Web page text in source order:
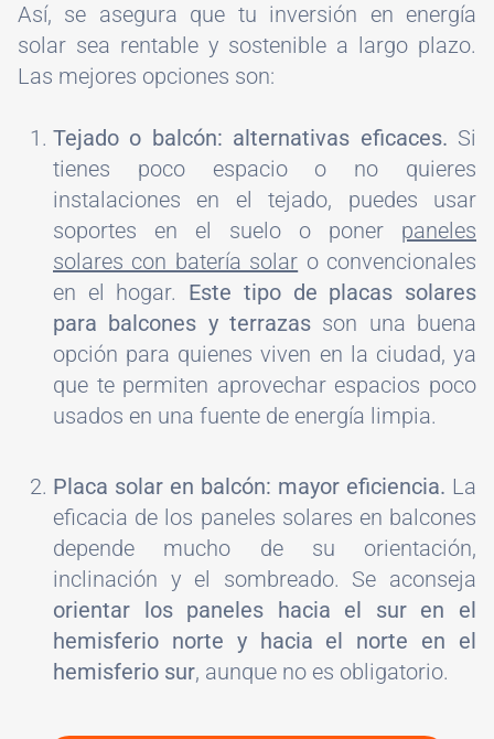
Así, se asegura que tu inversión en energía
solar sea rentable y sostenible a largo plazo.
Las mejores opciones son:
Tejado o balcón: alternativas eficaces. Si
tienes poco espacio o no quieres
instalaciones en el tejado, puedes usar
soportes en el suelo o poner paneles
solares con batería solar o convencionales
en el hogar. Este tipo de placas solares
para balcones y terrazas son una buena
opción para quienes viven en la ciudad, ya
que te permiten aprovechar espacios poco
usados en una fuente de energía limpia.
Placa solar en balcón: mayor eficiencia. La
eficacia de los paneles solares en balcones
depende mucho de su orientación,
inclinación y el sombreado. Se aconseja
orientar los paneles hacia el sur en el
hemisferio norte y hacia el norte en el
hemisferio sur, aunque no es obligatorio.